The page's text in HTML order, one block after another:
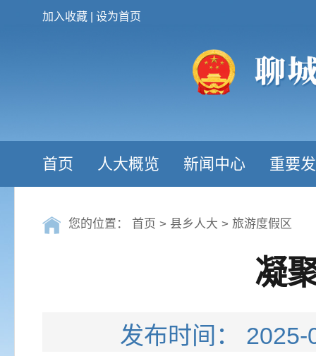
加入收藏 设为首页
首页 人大概览 新闻中心 重要
您的位置： 首页 > 县乡人大 > 旅游度假区
凝
发布时间：